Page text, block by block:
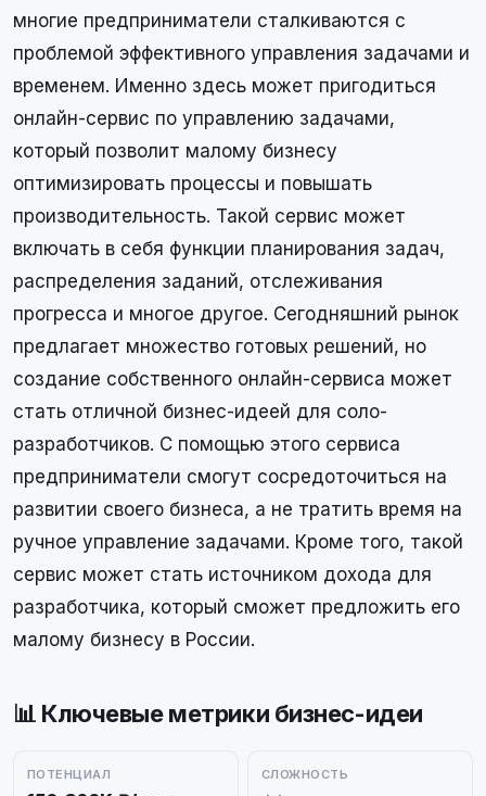
многие предприниматели сталкиваются с
проблемой эффективного управления задачами и
временем. Именно здесь может пригодиться
онлайн-сервис по управлению задачами,
который позволит малому бизнесу
оптимизировать процессы и повышать
производительность. Такой сервис может
включать в себя функции планирования задач,
распределения заданий, отслеживания
прогресса и многое другое. Сегодняшний рынок
предлагает множество готовых решений, но
создание собственного онлайн-сервиса может
стать отличной бизнес-идеей для соло-
разработчиков. С помощью этого сервиса
предприниматели смогут сосредоточиться на
развитии своего бизнеса, а не тратить время на
ручное управление задачами. Кроме того, такой
сервис может стать источником дохода для
разработчика, который сможет предложить его
малому бизнесу в России.
📊 Ключевые метрики бизнес-идеи
ПОТЕНЦИАЛ СЛОЖНОСТЬ